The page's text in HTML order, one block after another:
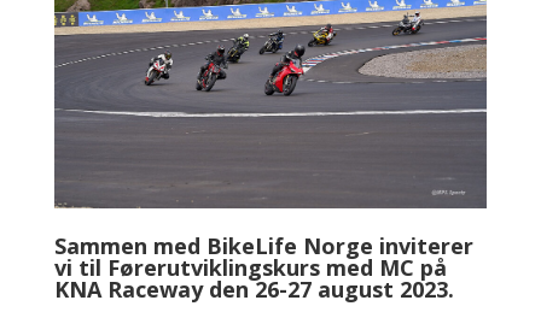
Sammen med BikeLife Norge inviterer
vi til Førerutviklingskurs med MC på
KNA Raceway den 26-27 august 2023.